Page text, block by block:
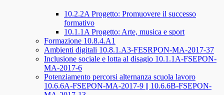
10.2.2A Progetto: Promuovere il successo
formativo
10.1.1A Progetto: Arte, musica e sport
Formazione 10.8.4.A1
Ambienti digitali 10.8.1.A3-FESRPON-MA-2017-37
Inclusione sociale e lotta al disagio 10.1.1A-FSEPON-
MA-2017-6
Potenziamento percorsi alternanza scuola lavoro
10.6.6A-FSEPON-MA-2017-9 || 10.6.6B-FSEPON-